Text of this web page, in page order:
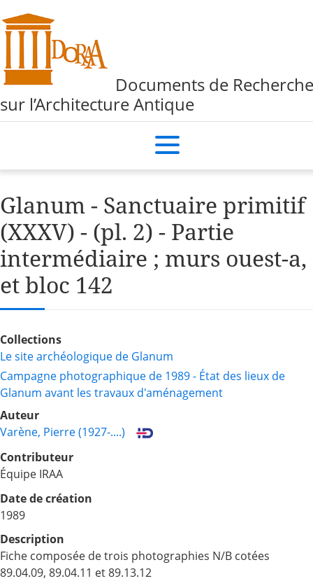
Documents de Recherche
sur l’Architecture Antique
Glanum - Sanctuaire primitif
(XXXV) - (pl. 2) - Partie
intermédiaire ; murs ouest-a,
et bloc 142
Collections
Le site archéologique de Glanum
Campagne photographique de 1989 - État des lieux de
Glanum avant les travaux d'aménagement
Auteur
Varène, Pierre (1927-....)
Contributeur
Équipe IRAA
Date de création
1989
Description
Fiche composée de trois photographies N/B cotées
89.04.09, 89.04.11 et 89.13.12